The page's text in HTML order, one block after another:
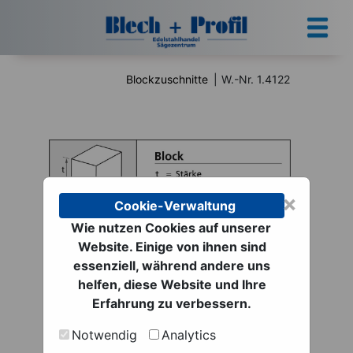
Blockzuschnitte W.-Nr. 1.4122
Blockzuschnitte | W.-
Nr. 1.4122
ab 3,56 € netto
zzgl. MwSt. zzgl.
Versand
×
Cookie-Verwaltung
Wie nutzen Cookies auf unserer
Website. Einige von ihnen sind
essenziell, während andere uns
helfen, diese Website und Ihre
Erfahrung zu verbessern.
Notwendig
Analytics